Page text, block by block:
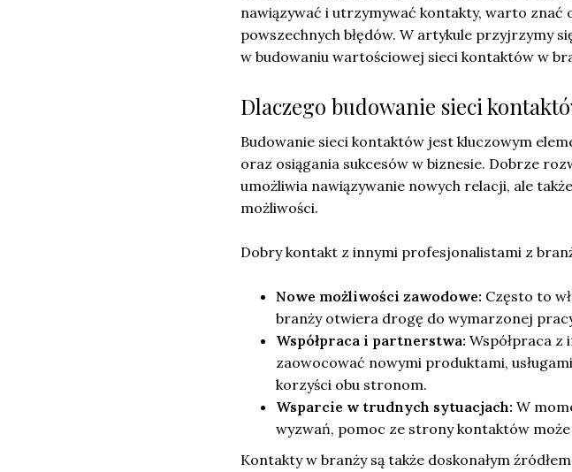
nawiązywać i utrzymywać kontakty, warto
powszechnych błędów. W artykule przyjrzymy
w budowaniu wartościowej sieci kontaktów w
Dlaczego budowanie sieci
Budowanie sieci kontaktów jest kluczowym
oraz osiągania sukcesów w biznesie. Dobrze
umożliwia nawiązywanie nowych relacji, ale
możliwości.
Dobry kontakt z innymi profesjonalistami z
Nowe możliwości zawodowe: Często to
branży otwiera drogę do wymarzonej
Współpraca i partnerstwa: Współpraca z
zaowocować nowymi produktami,
korzyści obu stronom.
Wsparcie w trudnych sytuacjach: W
wyzwań, pomoc ze strony kontaktów
Kontakty w branży są także doskonałym